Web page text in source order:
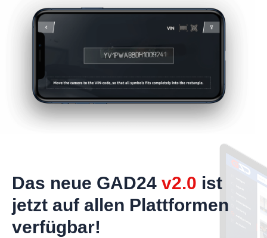
Das neue GAD24 v2.0 ist
jetzt auf allen Plattformen
verfügbar!